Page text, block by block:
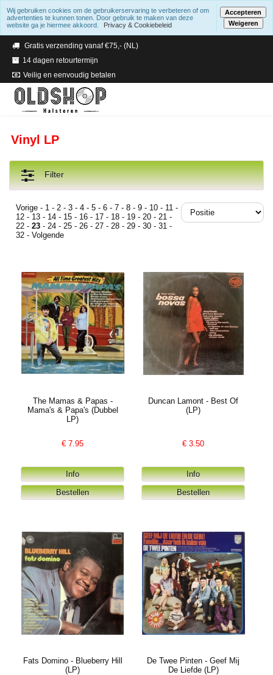
Verzending binnen 2 a 3 werkdagen
Gratis verzending vanaf €75,- (NL)
14 dagen retourtermijn
Veilig en eenvoudig betalen
Vinyl LP
Filter
Vorige - 1 - 2 - 3 - 4 - 5 - 6 - 7 - 8 - 9 - 10 - 11 -
12 - 13 - 14 - 15 - 16 - 17 - 18 - 19 - 20 - 21 -
22 - 23 - 24 - 25 - 26 - 27 - 28 - 29 - 30 - 31 -
32 - Volgende
The Mamas & Papas -
Mama's & Papa's (Dubbel
LP)
€7.95
Duncan Lamont - Best Of
(LP)
€3.50
Fats Domino - Blueberry Hill
(LP)
De Twee Pinten - Geef Mij
De Liefde (LP)
Wij gebruiken cookies om de gebruikerservaring te verbeteren of om
advertenties te kunnen tonen. Door gebruik te maken van deze
website ga je hiermee akkoord.
Privacy & Cookiebeleid
Accepteren
Weigeren